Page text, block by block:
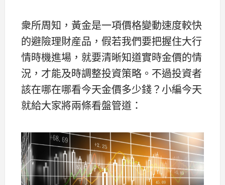
衆所周知，黃金是一項價格變動速度較快
的避險理財産品，假若我們要把握住大行
情時機進場，就要清晰知道實時金價的情
況，才能及時調整投資策略。不過投資者
該在哪在哪看今天金價多少錢？小編今天
就給大家將兩條看盤管道：